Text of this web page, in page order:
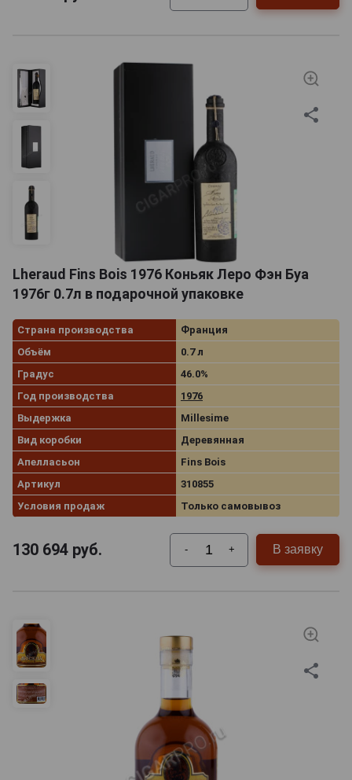
Lheraud Fins Bois 1976 Коньяк Леро Фэн Буа
1976г 0.7л в подарочной упаковке
Страна производства
Франция
Объём
0.7 л
Градус
46.0%
Год производства
1976
Выдержка
Millesime
Вид коробки
Деревянная
Апелласьон
Fins Bois
Артикул
310855
Условия продаж
Только самовывоз
130 694 руб. - + В заявку